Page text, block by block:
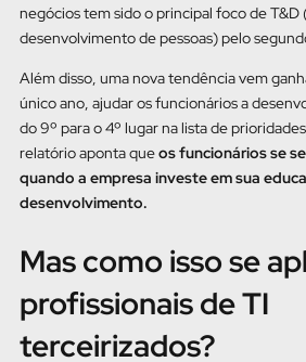
negócios tem sido o principal foco de
desenvolvimento de pessoas) pelo
Além disso, uma nova tendência vem
único ano, ajudar os funcionários a
do 9º para o 4º lugar na lista de
relatório aponta queos funcionários se
quando a empresa investe em sua
desenvolvimento.
Mas como isso se
profissionais de TI
terceirizados?